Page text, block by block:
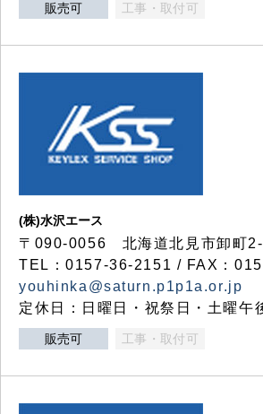
販売可 工事・取付可
(株)水沢エース
〒090-0056 北海道北見市卸町
TEL：0157-36-2151 / FAX：
youhinka@saturn.p1p1a.or.jp
定休日：日曜日・祝祭日・土曜午
販売可 工事・取付可